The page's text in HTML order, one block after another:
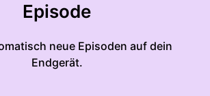
Episode
neue Episoden auf dein
Endgerät.